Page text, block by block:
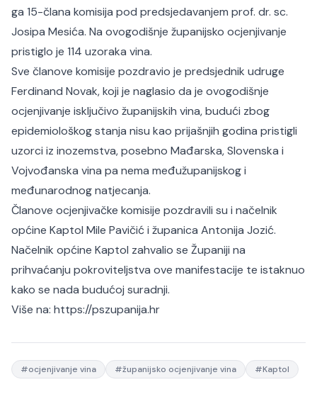
ga 15-člana komisija pod predsjedavanjem prof. dr. sc.
Josipa Mesića. Na ovogodišnje županijsko ocjenjivanje
pristiglo je 114 uzoraka vina.
Sve članove komisije pozdravio je predsjednik udruge
Ferdinand Novak, koji je naglasio da je ovogodišnje
ocjenjivanje isključivo županijskih vina, budući zbog
epidemiološkog stanja nisu kao prijašnjih godina pristigli
uzorci iz inozemstva, posebno Mađarska, Slovenska i
Vojvođanska vina pa nema međužupanijskog i
međunarodnog natjecanja.
Članove ocjenjivačke komisije pozdravili su i načelnik
općine Kaptol Mile Pavičić i županica Antonija Jozić.
Načelnik općine Kaptol zahvalio se Županiji na
prihvaćanju pokroviteljstva ove manifestacije te istaknuo
kako se nada budućoj suradnji.
Više na: https://pszupanija.hr
#ocjenjivanje vina #županijsko ocjenjivanje vina #Kaptol